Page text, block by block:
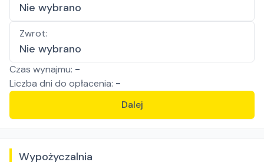
Nie wybrano
Zwrot:
Nie wybrano
Czas wynajmu: -
Liczba dni do opłacenia: -
Dalej
Wypożyczalnia